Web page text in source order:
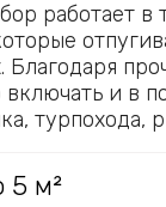
работает в
и в
турпохода,
5 м²